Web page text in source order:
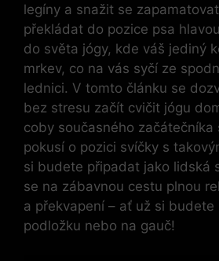
legíny a snažit se
překládat do pozice psa
do světa jógy, kde váš jediný
mrkev, co na vás syčí ze
lednici. V tomto článku se
bez stresu začít cvičit jógu
coby současného začátečníka
pokusí o pozici svíčky s
si budete připadat jako lidská
se na zábavnou cestu plnou
a překvapení – ať už si budete
podložku nebo na gauč!